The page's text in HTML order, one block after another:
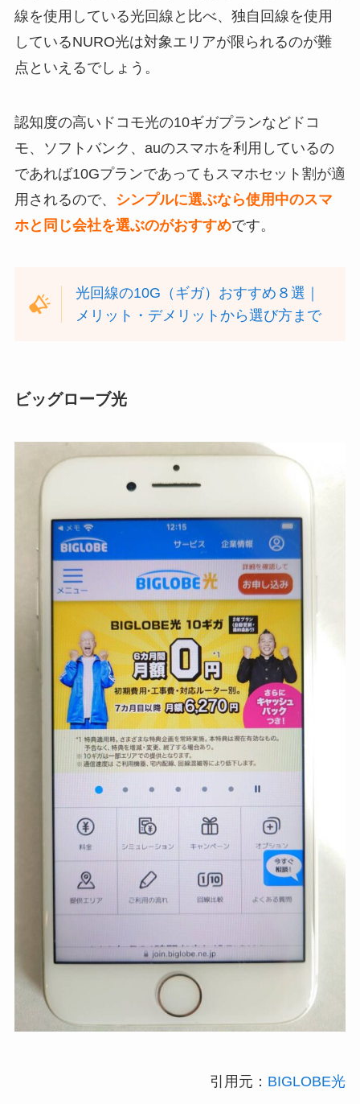
線を使用している光回線と比べ、独自回線を使用
しているNURO光は対象エリアが限られるのが難
点といえるでしょう。
認知度の高いドコモ光の10ギガプランなどドコ
モ、ソフトバンク、auのスマホを利用しているの
であれば10Gプランであってもスマホセット割が適
用されるので、 シンプルに選ぶなら使用中のスマ
ホと同じ会社を選ぶのがおすすめです。
光回線の10G（ギガ）おすすめ８選｜
メリット・デメリットから選び方まで
ビッグローブ光
引用元： BIGLOBE光